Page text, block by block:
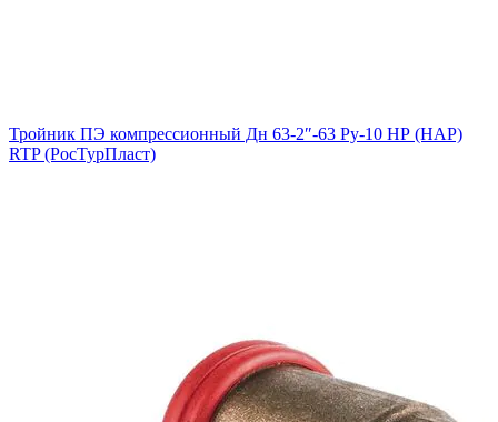
Тройник ПЭ компрессионный Дн 63-2″-63 Ру-10 НР (НАР)
RTP (РосТурПласт)